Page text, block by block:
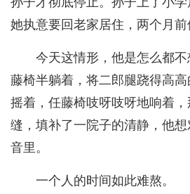
她执意要回老家居住，两个月前
今天这情形，他是怎么都
藤椅半躺着，将二郎腿跷得高
摇着，任藤椅吱呀吱呀地响着
缝，填补了一院子的清静，他
音里。
一个人的时间如此难熬。